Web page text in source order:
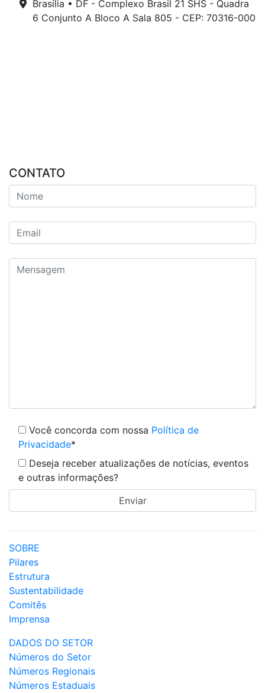
Brasília • DF - Complexo Brasil 21 SHS - Quadra
6 Conjunto A Bloco A Sala 805 - CEP: 70316-000
CONTATO
Você concorda com nossa Política de
Privacidade*
Deseja receber atualizações de notícias, eventos
e outras informações?
SOBRE
Pilares
Estrutura
Sustentabilidade
Comitês
Imprensa
DADOS DO SETOR
Números do Setor
Números Regionais
Números Estaduais